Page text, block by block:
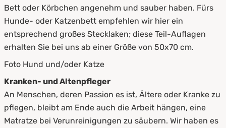
Bett oder Körbchen angenehm und sauber haben. Fürs
Hunde- oder Katzenbett empfehlen wir hier ein
entsprechend großes Stecklaken; diese Teil-Auflagen
erhalten Sie bei uns ab einer Größe von 50x70 cm.
Foto Hund und/oder Katze
Kranken- und Altenpfleger
An Menschen, deren Passion es ist, Ältere oder Kranke zu
pflegen, bleibt am Ende auch die Arbeit hängen, eine
Matratze bei Verunreinigungen zu säubern. Wir haben es